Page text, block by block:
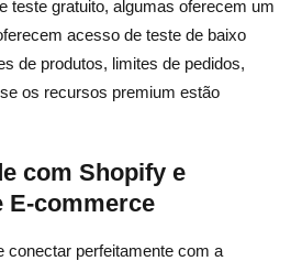
teste gratuito, algumas oferecem um
acesso de teste de baixo
de produtos, limites de pedidos,
os recursos premium estão
com Shopify e
E-commerce
conectar perfeitamente com a